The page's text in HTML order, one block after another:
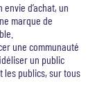
d’achat, un
marque de
une communauté
un public
les publics, sur tous